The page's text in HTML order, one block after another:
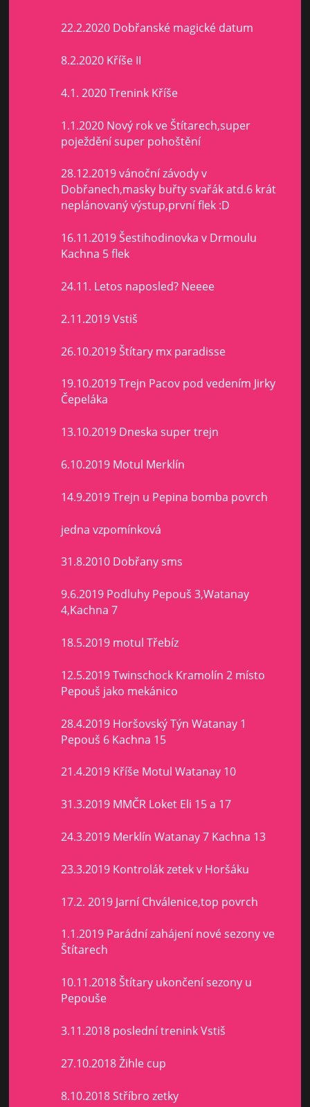
22.2.2020 Dobřanské magické datum
8.2.2020 Kříše II
4.1. 2020 Trenink Kříše
1.1.2020 Nový rok ve Štítarech,super
poježdění super pohoštění
28.12.2019 vánoční závody v
Dobřanech,masky buřty svařák atd.6 krát
neplánovaný výstup,první flek :D
16.11.2019 Šestihodinovka v Drmoulu
Kachna 5 flek
24.11. Letos naposled? Neeee
2.11.2019 Vstiš
26.10.2019 Štítary mx paradisse
19.10.2019 Trejn Pacov pod vedením Jirky
Čepeláka
13.10.2019 Dneska super trejn
6.10.2019 Motul Merklín
14.9.2019 Trejn u Pepina bomba povrch
jedna vzpomínková
31.8.2010 Dobřany sms
9.6.2019 Podluhy Pepouš 3,Watanay
4,Kachna 7
18.5.2019 motul Třebíz
12.5.2019 Twinschock Kramolín 2 místo
Pepouš jako mekánico
28.4.2019 Horšovský Týn Watanay 1
Pepouš 6 Kachna 15
21.4.2019 Kříše Motul Watanay 10
31.3.2019 MMČR Loket Eli 15 a 17
24.3.2019 Merklín Watanay 7 Kachna 13
23.3.2019 Kontrolák zetek v Horšáku
17.2. 2019 Jarní Chválenice,top povrch
1.1.2019 Parádní zahájení nové sezony ve
Štítarech
10.11.2018 Štítary ukončení sezony u
Pepouše
3.11.2018 poslední trenink Vstiš
27.10.2018 Žihle cup
8.10.2018 Stříbro zetky